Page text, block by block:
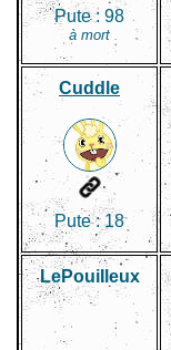
Pute : 98
à mort
Cuddle
Pute :18
LePouiIleux